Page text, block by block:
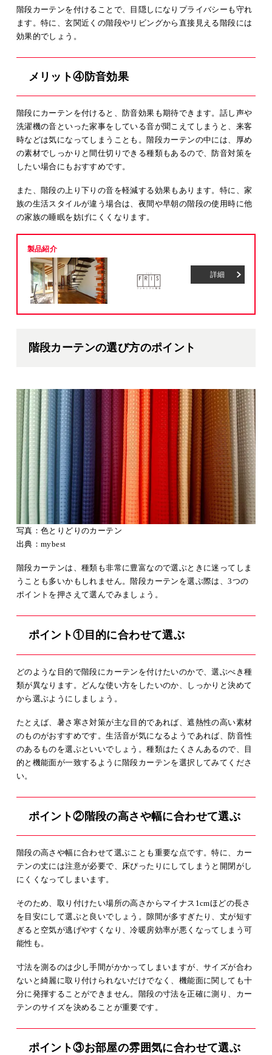
階段カーテンを付けることで、目隠しになりプライバシーも守れ
ます。特に、玄関近くの階段やリビングから直接見える階段には
効果的でしょう。
メリット④防音効果
階段にカーテンを付けると、防音効果も期待できます。話し声や
洗濯機の音といった家事をしている音が聞こえてしまうと、来客
時などは気になってしまうことも。階段カーテンの中には、厚め
の素材でしっかりと間仕切りできる種類もあるので、防音対策を
したい場合にもおすすめです。
また、階段の上り下りの音を軽減する効果もあります。特に、家
族の生活スタイルが違う場合は、夜間や早朝の階段の使用時に他
の家族の睡眠を妨げにくくなります。
製品紹介
詳細
階段カーテンの選び方のポイント
写真：色とりどりのカーテン
出典：mybest
階段カーテンは、種類も非常に豊富なので選ぶときに迷ってしま
うことも多いかもしれません。階段カーテンを選ぶ際は、3つの
ポイントを押さえて選んでみましょう。
ポイント①目的に合わせて選ぶ
どのような目的で階段にカーテンを付けたいのかで、選ぶべき種
類が異なります。どんな使い方をしたいのか、しっかりと決めて
から選ぶようにしましょう。
たとえば、暑さ寒さ対策が主な目的であれば、遮熱性の高い素材
のものがおすすめです。生活音が気になるようであれば、防音性
のあるものを選ぶといいでしょう。種類はたくさんあるので、目
的と機能面が一致するように階段カーテンを選択してみてくださ
い。
ポイント②階段の高さや幅に合わせて選ぶ
階段の高さや幅に合わせて選ぶことも重要な点です。特に、カー
テンの丈には注意が必要で、床ぴったりにしてしまうと開閉がし
にくくなってしまいます。
そのため、取り付けたい場所の高さからマイナス1cmほどの長さ
を目安にして選ぶと良いでしょう。隙間が多すぎたり、丈が短す
ぎると空気が逃げやすくなり、冷暖房効率が悪くなってしまう可
能性も。
寸法を測るのは少し手間がかかってしまいますが、サイズが合わ
ないと綺麗に取り付けられないだけでなく、機能面に関しても十
分に発揮することができません。階段の寸法を正確に測り、カー
テンのサイズを決めることが重要です。
ポイント③お部屋の雰囲気に合わせて選ぶ